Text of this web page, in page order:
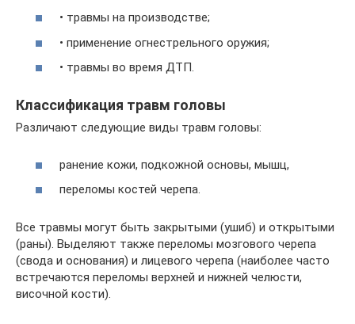
• травмы на производстве;
• применение огнестрельного оружия;
• травмы во время ДТП.
Классификация травм головы
Различают следующие виды травм головы:
ранение кожи, подкожной основы, мышц,
переломы костей черепа.
Все травмы могут быть закрытыми (ушиб) и открытыми
(раны). Выделяют также переломы мозгового черепа
(свода и основания) и лицевого черепа (наиболее часто
встречаются переломы верхней и нижней челюсти,
височной кости).